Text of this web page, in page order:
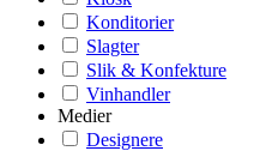
Konditorier
Slagter
Slik & Konfekture
Vinhandler
Medier
Designere